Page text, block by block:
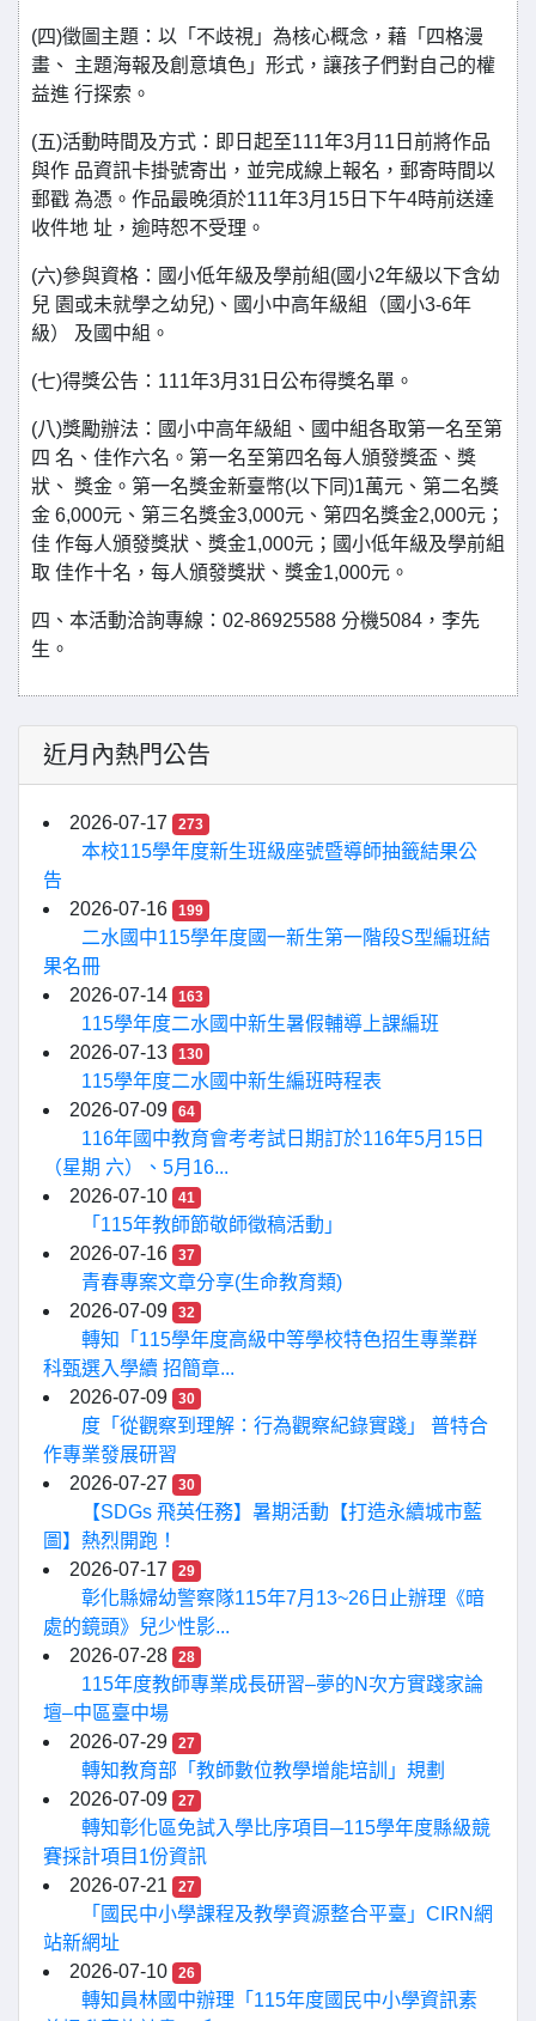
(四)徵圖主題：以「不歧視」為核心概念，藉「四格漫
畫、 主題海報及創意填色」形式，讓孩子們對自己的權
益進 行探索。
(五)活動時間及方式：即日起至111年3月11日前將作品
與作 品資訊卡掛號寄出，並完成線上報名，郵寄時間以
郵戳 為憑。作品最晚須於111年3月15日下午4時前送達
收件地 址，逾時恕不受理。
(六)參與資格：國小低年級及學前組(國小2年級以下含幼
兒 園或未就學之幼兒)、國小中高年級組（國小3-6年
級） 及國中組。
(七)得獎公告：111年3月31日公布得獎名單。
(八)獎勵辦法：國小中高年級組、國中組各取第一名至第
四 名、佳作六名。第一名至第四名每人頒發獎盃、獎
狀、 獎金。第一名獎金新臺幣(以下同)1萬元、第二名獎
金 6,000元、第三名獎金3,000元、第四名獎金2,000元；
佳 作每人頒發獎狀、獎金1,000元；國小低年級及學前組
取 佳作十名，每人頒發獎狀、獎金1,000元。
四、本活動洽詢專線：02-86925588 分機5084，李先
生。
近月內熱門公告
2026-07-17 273
本校115學年度新生班級座號暨導師抽籤結果公
告
2026-07-16
199
二水國中115學年度國一新生第一階段S型編班結
果名冊
2026-07-14
163
115學年度二水國中新生暑假輔導上課編班
2026-07-13
130
115學年度二水國中新生編班時程表
2026-07-09
64
116年國中教育會考考試日期訂於116年5月15日
（星期 六）、5月16...
2026-07-10
41
「115年教師節敬師徵稿活動」
2026-07-16
37
青春專案文章分享(生命教育類)
2026-07-09
32
轉知「115學年度高級中等學校特色招生專業群
科甄選入學續 招簡章...
2026-07-09
30
度「從觀察到理解：行為觀察紀錄實踐」 普特合
作專業發展研習
2026-07-27
30
【SDGs 飛英任務】暑期活動【打造永續城市藍
圖】熱烈開跑！
2026-07-17
29
彰化縣婦幼警察隊115年7月13~26日止辦理《暗
處的鏡頭》兒少性影...
2026-07-28
28
115年度教師專業成長研習–夢的N次方實踐家論
壇–中區臺中場
2026-07-29
27
轉知教育部「教師數位教學增能培訓」規劃
2026-07-09
27
轉知彰化區免試入學比序項目─115學年度縣級競
賽採計項目1份資訊
2026-07-21
27
「國民中小學課程及教學資源整合平臺」CIRN網
站新網址
2026-07-10
26
轉知員林國中辦理「115年度國民中小學資訊素